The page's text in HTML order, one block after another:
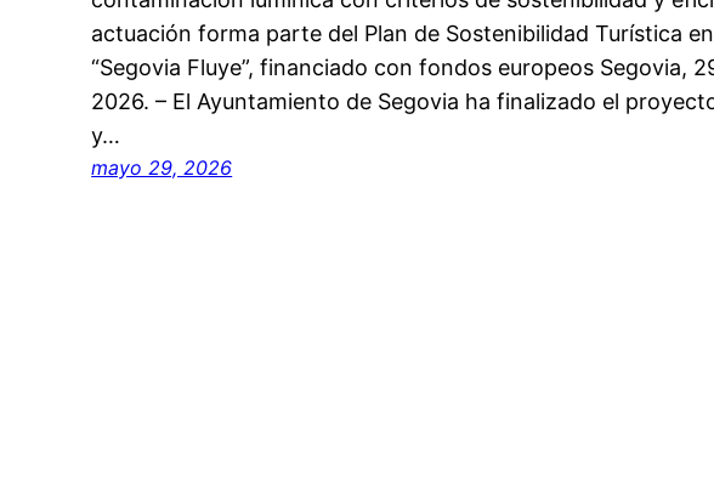
actuación forma parte del Plan de Sostenibilidad Turística
“Segovia Fluye”, financiado con fondos europeos Segovia,
2026. – El Ayuntamiento de Segovia ha finalizado el
y…
mayo 29, 2026